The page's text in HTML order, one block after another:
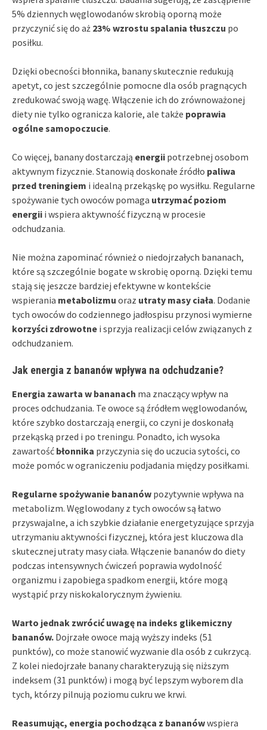
5% dziennych węglowodanów skrobią oporną może
przyczynić się do aż 23% wzrostu spalania tłuszczu po
posiłku.
Dzięki obecności błonnika, banany skutecznie redukują
apetyt, co jest szczególnie pomocne dla osób pragnących
zredukować swoją wagę. Włączenie ich do zrównoważonej
diety nie tylko ogranicza kalorie, ale także poprawia
ogólne samopoczucie.
Co więcej, banany dostarczają energii potrzebnej osobom
aktywnym fizycznie. Stanowią doskonałe źródło paliwa
przed treningiem i idealną przekąskę po wysiłku. Regularne
spożywanie tych owoców pomaga utrzymać poziom
energii i wspiera aktywność fizyczną w procesie
odchudzania.
Nie można zapominać również o niedojrzałych bananach,
które są szczególnie bogate w skrobię oporną. Dzięki temu
stają się jeszcze bardziej efektywne w kontekście
wspierania metabolizmu oraz utraty masy ciała. Dodanie
tych owoców do codziennego jadłospisu przynosi wymierne
korzyści zdrowotne i sprzyja realizacji celów związanych z
odchudzaniem.
Jak energia z bananów wpływa na odchudzanie?
Energia zawarta w bananach ma znaczący wpływ na
proces odchudzania. Te owoce są źródłem węglowodanów,
które szybko dostarczają energii, co czyni je doskonałą
przekąską przed i po treningu. Ponadto, ich wysoka
zawartość błonnika przyczynia się do uczucia sytości, co
może pomóc w ograniczeniu podjadania między posiłkami.
Regularne spożywanie bananów pozytywnie wpływa na
metabolizm. Węglowodany z tych owoców są łatwo
przyswajalne, a ich szybkie działanie energetyzujące sprzyja
utrzymaniu aktywności fizycznej, która jest kluczowa dla
skutecznej utraty masy ciała. Włączenie bananów do diety
podczas intensywnych ćwiczeń poprawia wydolność
organizmu i zapobiega spadkom energii, które mogą
wystąpić przy niskokalorycznym żywieniu.
Warto jednak zwrócić uwagę na indeks glikemiczny
bananów. Dojrzałe owoce mają wyższy indeks (51
punktów), co może stanowić wyzwanie dla osób z cukrzycą.
Z kolei niedojrzałe banany charakteryzują się niższym
indeksem (31 punktów) i mogą być lepszym wyborem dla
tych, którzy pilnują poziomu cukru we krwi.
Reasumując, energia pochodząca z bananówwspiera